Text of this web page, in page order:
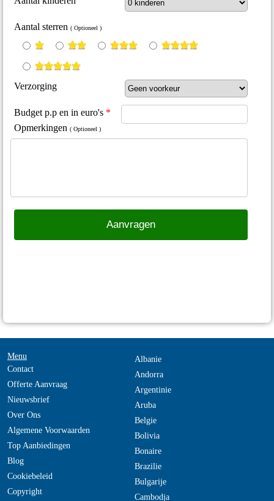
Menu
Contact
Offerte Aanvraag
Nieuwsbrief
Over Ons
Algemene Voorwaarden
Top Aanbiedingen
Blog
Cookiebeleid
Copyright
Albanie
Andorra
Argentinie
Aruba
Belgie
Bolivia
Bonaire
Brazilie
Bulgarije
Cambodja